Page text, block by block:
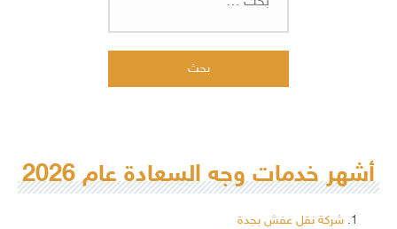
أشهر خدمات وجه السعادة عام 2026
شركة نقل عفش بجدة